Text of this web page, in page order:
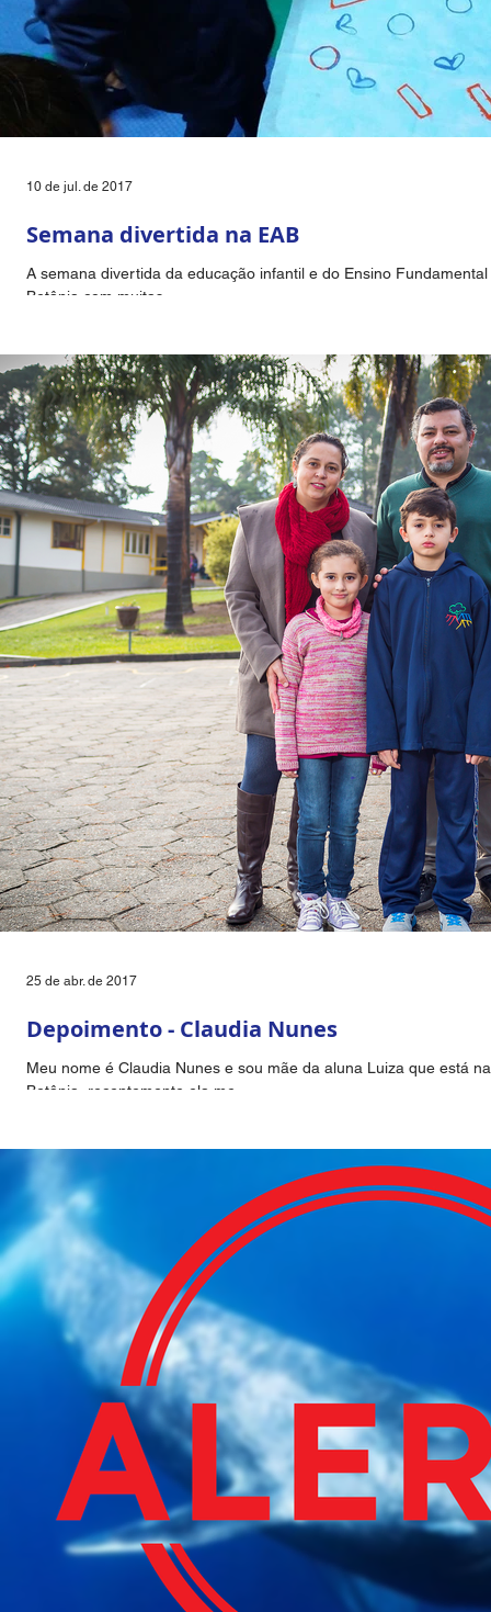
Semana divertida na EAB
A semana divertida da educação infantil e do Ensino
Betânia com muitas...
10 de jul. de 2017
Depoimento - Claudia Nunes
Meu nome é Claudia Nunes e sou mãe da aluna Luiza que está
Betânia, recentemente ela me...
25 de abr. de 2017